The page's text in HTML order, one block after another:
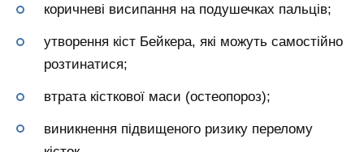
коричневі висипання на подушечках пальців;
утворення кіст Бейкера, які можуть самостійно
розтинатися;
втрата кісткової маси (остеопороз);
виникнення підвищеного ризику перелому